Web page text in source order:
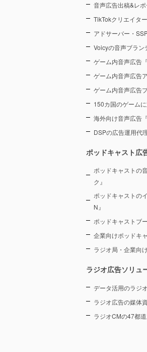
音声広告出稿&レ
TikTokクリエイタ
アドサーバー・
Voicyの音声ブラン
ゲーム内音声広告
ゲーム内音声広告
ゲーム内音声広告
150カ国のゲーム
海外向け音声広告
DSPの広告運用代
ポッドキャスト広
ポッドキャストの
ク』
ポッドキャストの
N』
ポッドキャストブ
企業向けポッドキ
ラジオ局・企業向
ラジオ広告ソリュ
データ活用のラジ
ラジオ広告の媒体
ラジオCMの47都